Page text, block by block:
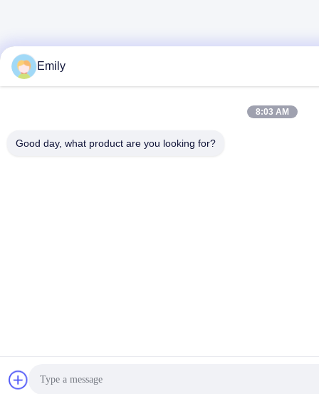
Emily
8:03 AM
Good day, what product are you looking for?